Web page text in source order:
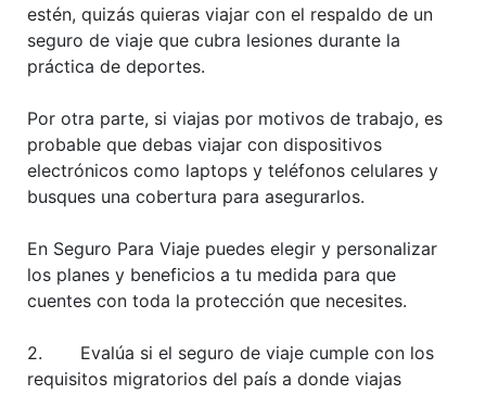
estén, quizás quieras viajar con el respaldo de un
seguro de viaje que cubra lesiones durante la
práctica de deportes.
Por otra parte, si viajas por motivos de trabajo, es
probable que debas viajar con dispositivos
electrónicos como laptops y teléfonos celulares y
busques una cobertura para asegurarlos.
En Seguro Para Viaje puedes elegir y personalizar
los planes y beneficios a tu medida para que
cuentes con toda la protección que necesites.
2. Evalúa si el seguro de viaje cumple con los
requisitos migratorios del país a donde viajas